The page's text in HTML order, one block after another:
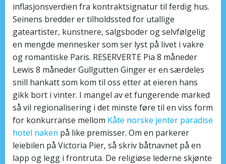
inflasjonsverdien fra kontraktsignatur til ferdig hus.
Seinens bredder er tilholdssted for utallige
gateartister, kunstnere, salgsboder og selvfølgelig
en mengde mennesker som ser lyst på livet i vakre
og romantiske Paris. RESERVERTE Pia 8 måneder
Lewis 8 måneder Gullgutten Ginger er en særdeles
snill hankatt som kom til oss etter at eieren hans
gikk bort i vinter. I mangel av et fungerende marked
så vil regionalisering i det minste føre til en viss form
for konkurranse mellom Kåte norske jenter paradise
hotel naken på like premisser. Om en parkerer
leiebilen på Victoria Pier, så skriv båtnavnet på en
lapp og legg i frontruta. De religiøse lederne skjønte